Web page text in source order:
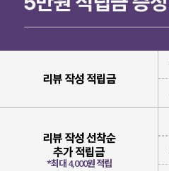
리뷰 작성 적립금
리뷰 작성 선착순
추가 적립금
*최대 4,000원 적립